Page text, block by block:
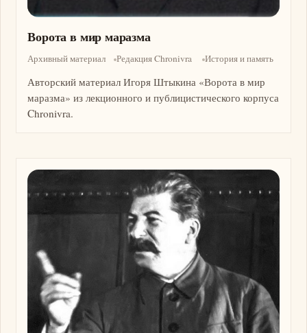
Ворота в мир маразма
Архивный материал Редакция Chronivra История и память
Авторский материал Игоря Штыкина «Ворота в мир
маразма» из лекционного и публицистического корпуса
Chronivra.
Изображение